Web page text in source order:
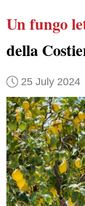
Un fungo
della
25 July 2024